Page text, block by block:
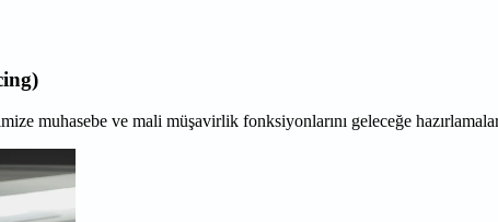
muhasebe ve mali müşavirlik fonksiyonlarını geleceğe